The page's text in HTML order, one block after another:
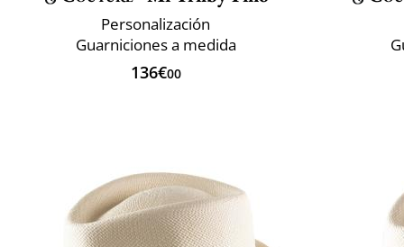
Personalización
Guarniciones a medida
136€00